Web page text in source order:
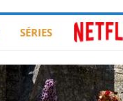
SÉRIES